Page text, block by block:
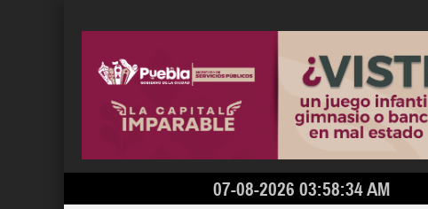
07-08-2026 03:58:34 AM